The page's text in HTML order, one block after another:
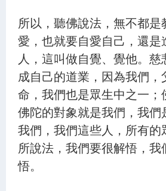
49.放逸五欲 墮於惡道 - 第1554集
50.入無上慧 成就佛身 - 第1555集
所以，聽佛說法，無不都是
愛，也就要自愛自己，還
人，這叫做自覺、覺他。
成自己的道業，因為我們，
命，我們也是眾生中之一；
佛陀的對象就是我們，我們
我們，我們這些人，所有的
所說法，我們要很解悟，
悟。